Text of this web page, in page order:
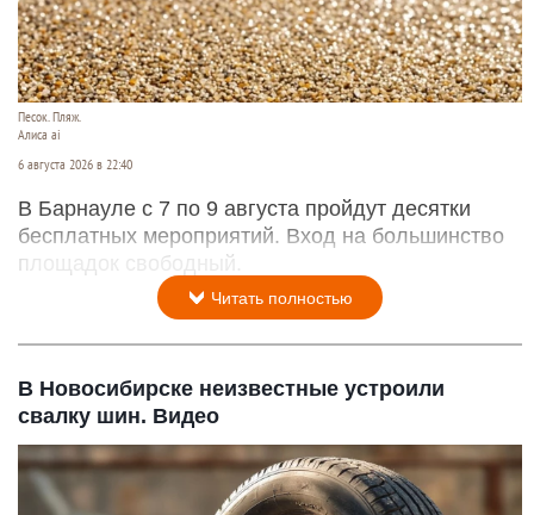
Песок. Пляж.
Алиса ai
6 августа 2026 в 22:40
В Барнауле с 7 по 9 августа пройдут десятки
бесплатных мероприятий. Вход на большинство
площадок свободный.
Читать полностью
В Новосибирске неизвестные устроили
свалку шин. Видео